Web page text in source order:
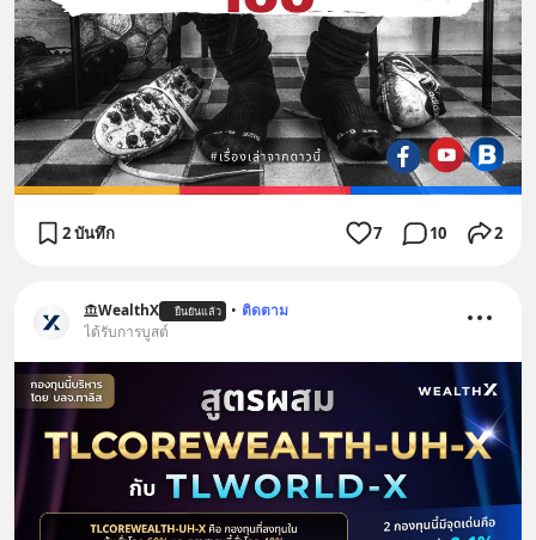
2 บันทึก 7 10 2
WealthX ยืนยันแล้ว • ติดตาม
ได้รับการบูสต์